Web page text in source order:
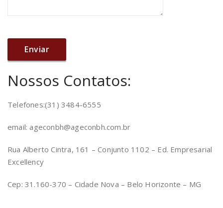
Nossos Contatos:
Telefones:(31) 3484-6555
email: ageconbh@ageconbh.com.br
Rua Alberto Cintra, 161 – Conjunto 1102 – Ed. Empresarial
Excellency
Cep: 31.160-370 – Cidade Nova – Belo Horizonte – MG